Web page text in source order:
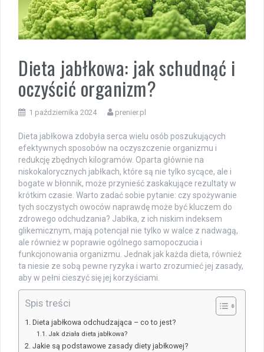
Dieta jabłkowa: jak schudnąć i
oczyścić organizm?
1 października 2024 prenier.pl
Dieta jabłkowa zdobyła serca wielu osób poszukujących
efektywnych sposobów na oczyszczenie organizmu i
redukcję zbędnych kilogramów. Oparta głównie na
niskokalorycznych jabłkach, które są nie tylko sycące, ale i
bogate w błonnik, może przynieść zaskakujące rezultaty w
krótkim czasie. Warto zadać sobie pytanie: czy spożywanie
tych soczystych owoców naprawdę może być kluczem do
zdrowego odchudzania? Jabłka, z ich niskim indeksem
glikemicznym, mają potencjał nie tylko w walce z nadwagą,
ale również w poprawie ogólnego samopoczucia i
funkcjonowania organizmu. Jednak jak każda dieta, również
ta niesie ze sobą pewne ryzyka i warto zrozumieć jej zasady,
aby w pełni cieszyć się jej korzyściami.
Spis treści
Dieta jabłkowa odchudzająca – co to jest?
Jak działa dieta jabłkowa?
Jakie są podstawowe zasady diety jabłkowej?